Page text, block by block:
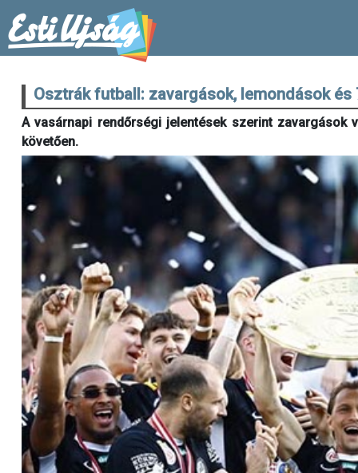
Osztrák futball: zavargások, lemondások és
A vasárnapi rendőrségi jelentések szerint zavargások
követően.